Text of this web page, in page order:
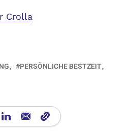
Crolla
PERSÖNLICHE BESTZEIT